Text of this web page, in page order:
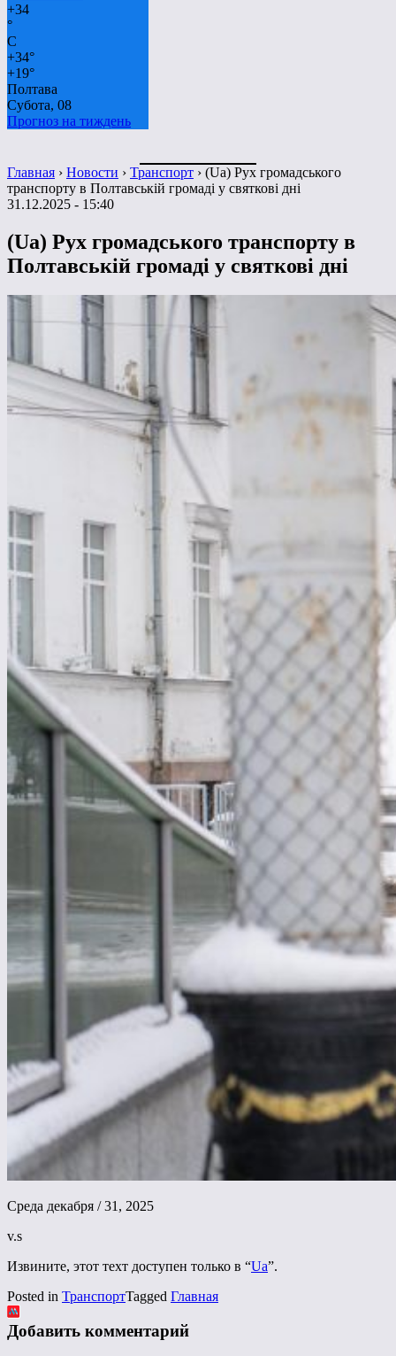
+34
°
C
+34°
+19°
Полтава
Субота, 08
Прогноз на тиждень
Главная › Новости › Транспорт › (Ua) Рух громадського
транспорту в Полтавській громаді у святкові дні
31.12.2025 - 15:40
(Ua) Рух громадського транспорту в
Полтавській громаді у святкові дні
Среда декабря / 31, 2025
v.s
Извините, этот техт доступен только в “Ua”.
Posted in ТранспортTagged Главная
Добавить комментарий